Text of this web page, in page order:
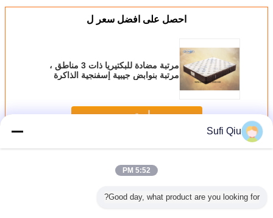
احصل على افضل سعر ل
مرتبة مضادة للبكتيريا ذات 3 مناطق ،
مرتبة بنوابض جيبية إسفنجية الذاكرة
استمر
أكثرمرتبة بنوابض جيبية زون
Sufi Qiu
5:52 PM
Good day, what product are you looking for?